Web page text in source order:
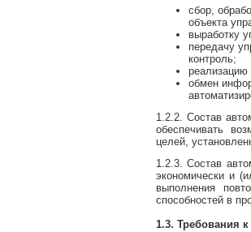
сбор,
объекта
выработку
передачу
контроль;
реализацию
обмен
1.2.2. Состав
обеспечивать
целей,
1.2.3. Состав
экономически и
выполнения
способностей в
1.3. Требования